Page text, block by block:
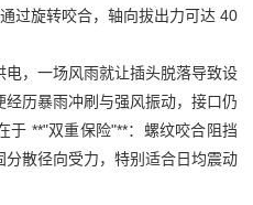
过旋转咬合，轴向拔出力可达 40
，一场风雨就让插头脱落导致设
历暴雨冲刷与强风振动，接口仍
于 **"双重保险"**：螺纹咬合阻挡
散径向受力，特别适合日均震动